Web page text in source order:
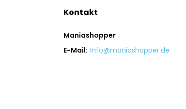
Kontakt
Maniashopper
E-Mail: Info@maniashopper.de